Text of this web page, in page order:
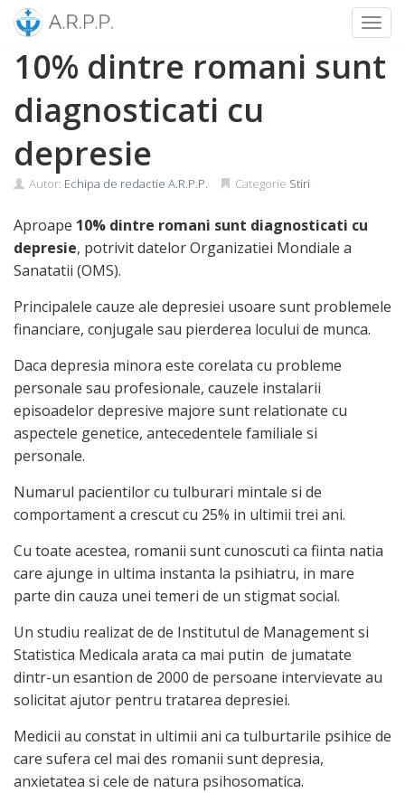
Skip10% dintre romani sunt
diagnosticati cu
depresie
Autor: Echipa de redactie A.R.P.P. Categorie Stiri
Aproape 10% dintre romani sunt diagnosticati cu
depresie, potrivit datelor Organizatiei Mondiale a
Sanatatii (OMS).
Principalele cauze ale depresiei usoare sunt problemele
financiare, conjugale sau pierderea locului de munca.
Daca depresia minora este corelata cu probleme
personale sau profesionale, cauzele instalarii
episoadelor depresive majore sunt relationate cu
aspectele genetice, antecedentele familiale si
personale.
Numarul pacientilor cu tulburari mintale si de
comportament a crescut cu 25% in ultimii trei ani.
Cu toate acestea, romanii sunt cunoscuti ca fiinta natia
care ajunge in ultima instanta la psihiatru, in mare
parte din cauza unei temeri de un stigmat social.
Un studiu realizat de de Institutul de Management si
Statistica Medicala arata ca mai putin de jumatate
dintr-un esantion de 2000 de persoane intervievate au
solicitat ajutor pentru tratarea depresiei.
Medicii au constat in ultimii ani ca tulburtarile psihice de
care sufera cel mai des romanii sunt depresia,
anxietatea si cele de natura psihosomatica.